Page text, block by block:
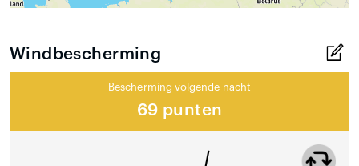
Windbescherming
Bescherming volgende nacht
69 punten